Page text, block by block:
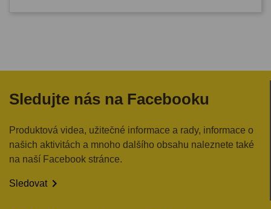
Sledujte nás na Facebooku
Produktová videa, užitečné informace a rady, informace o
našich aktivitách a mnoho dalšího obsahu naleznete také
na naší Facebook stránce.
Sledovat